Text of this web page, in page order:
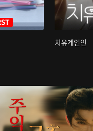
치유계연인